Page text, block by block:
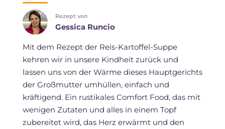
Rezept von
Gessica Runcio
Mit dem Rezept der Reis-Kartoffel-Suppe
kehren wir in unsere Kindheit zurück und
lassen uns von der Wärme dieses Hauptgerichts
der Großmutter umhüllen, einfach und
kräftigend. Ein rustikales Comfort Food, das mit
wenigen Zutaten und alles in einem Topf
zubereitet wird, das Herz erwärmt und den